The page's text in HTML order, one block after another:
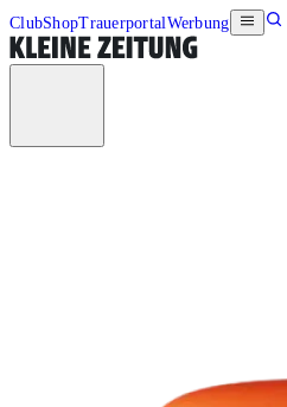
ClubShopTrauerportalWerbung